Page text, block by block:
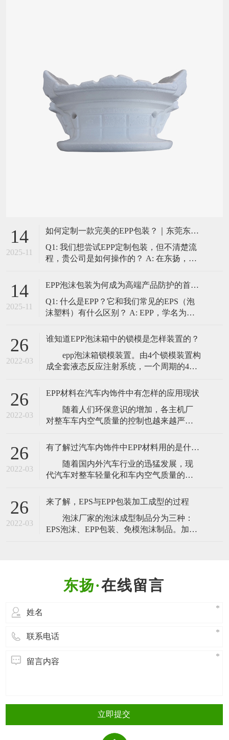
14
2025-11
如何定制一款完美的EPP包装？｜东莞东扬一站式服务流程揭秘
Q1: 我们想尝试EPP定制包装，但不清楚流
程，贵公司是如何操作的？ A: 在东扬，我
环节都专业、高效、透明。我们的标准定
这是第一步，也是最重要的一步。我们的
工程师团队会与您深入沟通，了解您的产
14
2025-11
EPP泡沫包装为何成为高端产品防护的首选？｜东莞东扬专业解读
Q1: 什么是EPP？它和我们常见的EPS（泡
沫塑料）有什么区别？ A: EPP，学名为发
制造的高结晶型聚合物/气体复合材料。它
见的EPS（聚苯乙烯泡沫，俗称保丽龙）相
似，但二者在性能上有着天壤之别：
26
2022-03
谁知道EPP泡沫箱中的锁模是怎样装置的？
epp泡沫箱锁模装置。由4个锁模装置构
成全套液态反应注射系统，一个周期的4个
半模固定在一起，回转90°通过分型面放
气。然后转向操作者，取出制件，并提供
空间便于清洗和卸下模具。 ②上下模
转到平行位置后准备合模。 ③长行程
26
2022-03
EPP材料在汽车内饰件中有怎样的应用现状
随着人们环保意识的增加，各主机厂
对整车车内空气质量的控制也越来越严
更高的要求。EPP材料散发挥发性有机物
（VOC）较少，材料本身的气味较小，同
时具有优异的综合性能和较轻的质量，这
使其在汽车内饰件中的应用越来越多。目
垫块、座
26
2022-03
有了解过汽车内饰件中EPP材料用的是什么样的特性吗
随着国内外汽车行业的迅猛发展，现
代汽车对整车轻量化和车内空气质量的要
一直以来都是汽车减重的重要手段，可有
效降低整车油耗，提高能源利用率，降低
汽车尾气的排放，从而减少污染。那么EPP
材料特性 有哪些特性呢？下面，我们一起
26
2022-03
来了解，EPS与EPP包装加工成型的过程
泡沫厂家的泡沫成型制品分为三种：
EPS泡沫、EPP包装、免模泡沫制品。加工
EPS泡沫、EPP包装的泡沫成型过程
在线留言
立即提交